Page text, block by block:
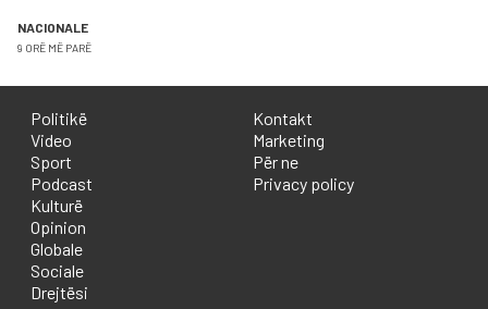
NACIONALE
9 ORË MË PARË
Politikë
Video
Sport
Podcast
Kulturë
Opinion
Globale
Sociale
Drejtësi
Kontakt
Marketing
Për ne
Privacy policy